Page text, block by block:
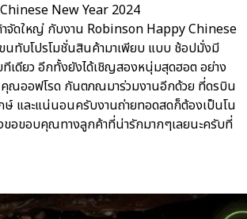
New Year 2024
จัดใหญ่ กับงาน Robinson Happy Chinese
ทับโปรโมชั่นสินค้ามาเพียบ แบบ ช้อปมั่งมี
เดียว อีกทั้งยังได้เชิญสองหนุ่มสุดฮอต อย่าง
ณออฟโรด กันตภณมาร่วมงานอีกด้วย ที่ดรบิน
ษ์ และแน่นอนครับงานถ่ายทอดสดก็ต้องเป็นโน
ขอขอบคุณทางลูกค้าที่น่ารักมากๆเลยนะครับที่